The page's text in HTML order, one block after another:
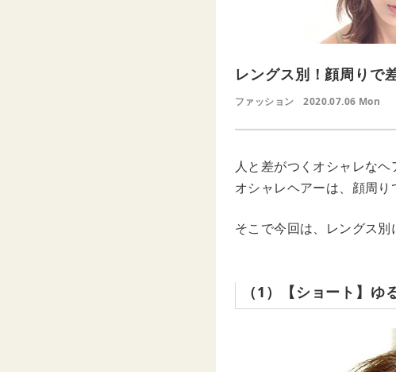
レングス別！顔周りで
ファッション 2020.07.06 Mon
人と差がつくオシャレなヘ
オシャレヘアーは、顔周り
そこで今回は、レングス別
（1）【ショート】